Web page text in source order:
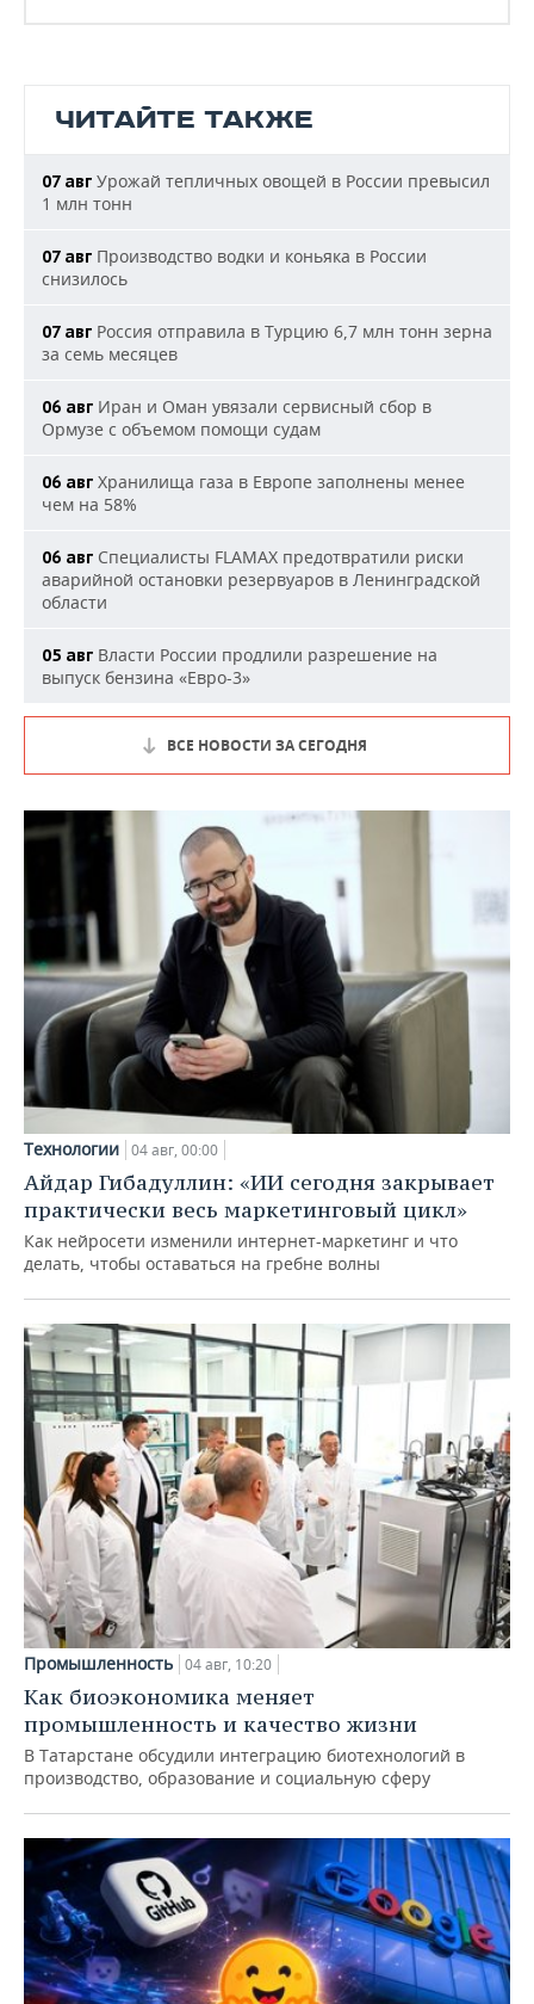
ЧИТАЙТЕ ТАКЖЕ
07 авг Урожай тепличных овощей в России превысил
1 млн тонн
07 авг Производство водки и коньяка в России
снизилось
07 авг Россия отправила в Турцию 6,7 млн тонн зерна
за семь месяцев
06 авг Иран и Оман увязали сервисный сбор в
Ормузе с объемом помощи судам
06 авг Хранилища газа в Европе заполнены менее
чем на 58%
06 авг Специалисты FLAMAX предотвратили риски
аварийной остановки резервуаров в Ленинградской
области
05 авг Власти России продлили разрешение на
выпуск бензина «Евро-3»
ВСЕ НОВОСТИ ЗА СЕГОДНЯ
Технологии 04 авг, 00:00
Айдар Гибадуллин: «ИИ сегодня закрывает
практически весь маркетинговый цикл»
Как нейросети изменили интернет-маркетинг и что
делать, чтобы оставаться на гребне волны
Промышленность 04 авг, 10:20
Как биоэкономика меняет
промышленность и качество жизни
В Татарстане обсудили интеграцию биотехнологий в
производство, образование и социальную сферу